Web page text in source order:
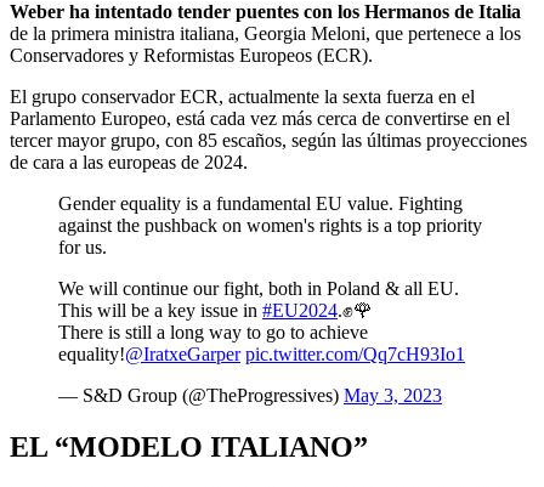
Weber ha intentado tender puentes con los Hermanos de Italia
de la primera ministra italiana, Georgia Meloni, que pertenece a los
Conservadores y Reformistas Europeos (ECR).
El grupo conservador ECR, actualmente la sexta fuerza en el
Parlamento Europeo, está cada vez más cerca de convertirse en el
tercer mayor grupo, con 85 escaños, según las últimas proyecciones
de cara a las europeas de 2024.
Gender equality is a fundamental EU value. Fighting
against the pushback on women's rights is a top priority
for us.
We will continue our fight, both in Poland & all EU.
This will be a key issue in #EU2024.✊🌹
There is still a long way to go to achieve
equality!@IratxeGarper pic.twitter.com/Qq7cH93Io1
— S&D Group (@TheProgressives) May 3, 2023
EL “MODELO ITALIANO”